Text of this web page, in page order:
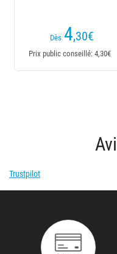
(7 avis)
11,95€
public conseillé: 13,90€
Trustpilot